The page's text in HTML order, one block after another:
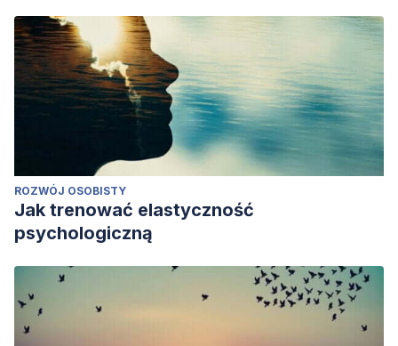
ROZWÓJ OSOBISTY
Jak trenować elastyczność
psychologiczną